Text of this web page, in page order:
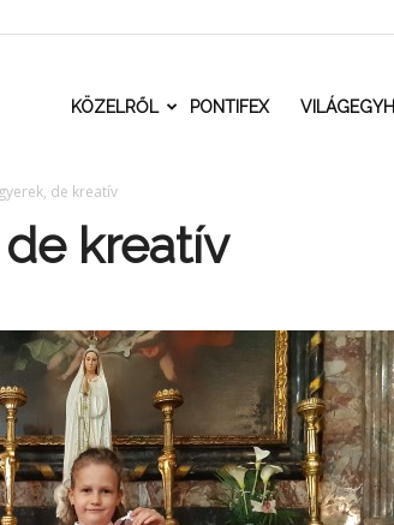
RomKat.roKÖZELRŐL PONTIFEX
de kreatív
kreatív